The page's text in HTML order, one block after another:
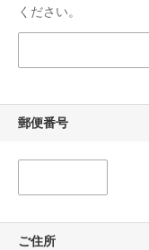
ください。
郵便番号
ご住所